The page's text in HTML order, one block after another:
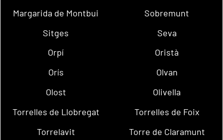
Margarida de Montbui
Sobremunt
Sitges
Seva
Orpí
Oristà
Orís
Olvan
Olost
Olivella
Torrelles de Llobregat
Torrelles de Foix
Torrelavit
Torre de Claramunt